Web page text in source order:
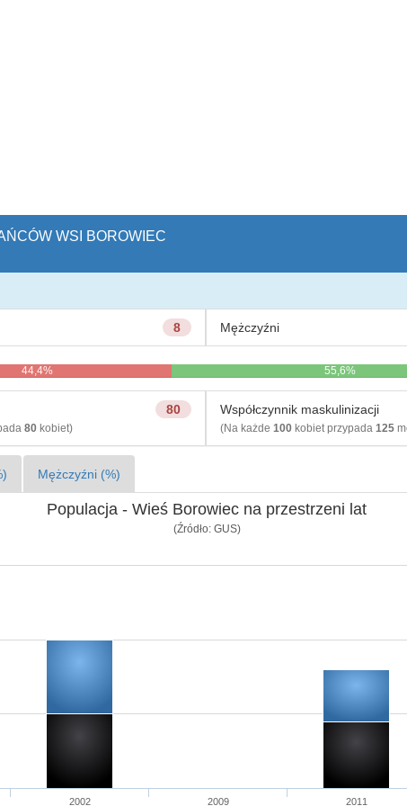
WSI BOROWIEC
8 Mężczyźni
44,4% 55,6%
80
80kobiet)
Współczynnik maskulinizacji
(Na każde 100kobiet przypada 125
Mężczyźni (%)
Populacja - Wieś Borowiec na przestrzeni lat
(Źródło: GUS)
2002 2009 2011